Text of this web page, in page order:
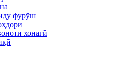
фурӯш
хонагӣ